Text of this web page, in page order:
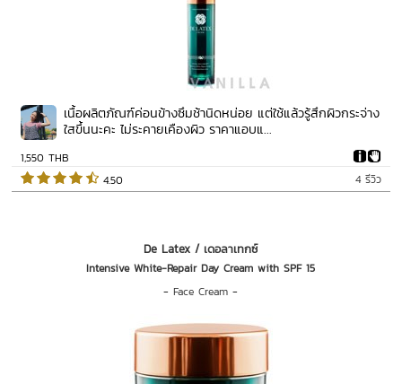
เนื้อผลิตภัณฑ์ค่อนข้างซึมช้านิดหน่อย แต่ใช้แล้วรู้สึกผิวกระจ่าง
ใสขึ้นนะคะ ไม่ระคายเคืองผิว ราคาแอบแ...
1,550 THB
4 รีวิว
4.50
De Latex / เดอลาเทกซ์
Intensive White-Repair Day Cream with SPF 15
-Face Cream -